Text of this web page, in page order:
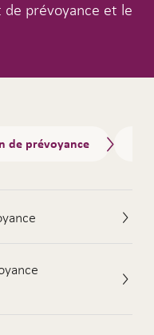
prévoyance et le
de prévoyance